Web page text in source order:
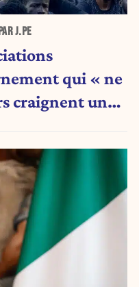
J.PE
qui « ne
craignent une